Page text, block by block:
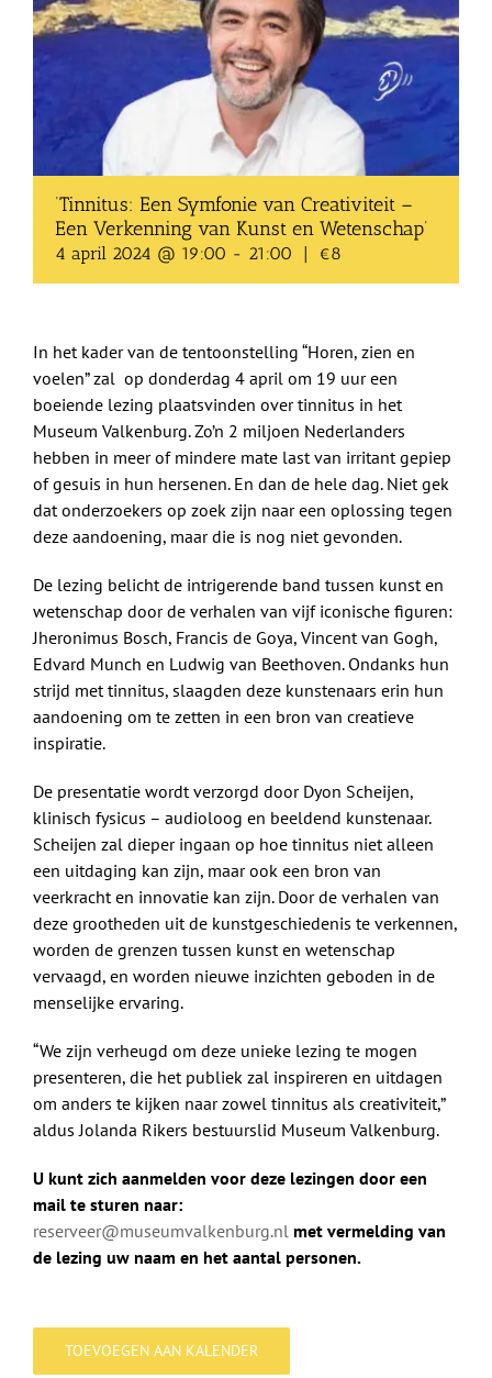
Shop
BEZOEK
‘Tinnitus: Een Symfonie van Creativiteit –
Een Verkenning van Kunst en Wetenschap’
4 april 2024 @ 19:00 - 21:00 €8
In het kader van de tentoonstelling “Horen, zien en
voelen” zal op donderdag 4 april om 19 uur een
boeiende lezing plaatsvinden over tinnitus in het
Museum Valkenburg. Zo’n 2 miljoen Nederlanders
hebben in meer of mindere mate last van irritant gepiep
of gesuis in hun hersenen. En dan de hele dag. Niet gek
dat onderzoekers op zoek zijn naar een oplossing tegen
deze aandoening, maar die is nog niet gevonden.
De lezing belicht de intrigerende band tussen kunst en
wetenschap door de verhalen van vijf iconische figuren:
Jheronimus Bosch, Francis de Goya, Vincent van Gogh,
Edvard Munch en Ludwig van Beethoven. Ondanks hun
strijd met tinnitus, slaagden deze kunstenaars erin hun
aandoening om te zetten in een bron van creatieve
inspiratie.
De presentatie wordt verzorgd door Dyon Scheijen,
klinisch fysicus – audioloog en beeldend kunstenaar.
Scheijen zal dieper ingaan op hoe tinnitus niet alleen
een uitdaging kan zijn, maar ook een bron van
veerkracht en innovatie kan zijn. Door de verhalen van
deze grootheden uit de kunstgeschiedenis te verkennen,
worden de grenzen tussen kunst en wetenschap
vervaagd, en worden nieuwe inzichten geboden in de
menselijke ervaring.
“We zijn verheugd om deze unieke lezing te mogen
presenteren, die het publiek zal inspireren en uitdagen
om anders te kijken naar zowel tinnitus als creativiteit,”
aldus Jolanda Rikers bestuurslid Museum Valkenburg.
U kunt zich aanmelden voor deze lezingen door een
mail te sturen naar:
reserveer@museumvalkenburg.nl met vermelding van
de lezing uw naam en het aantal personen.
TOEVOEGEN AAN KALENDER